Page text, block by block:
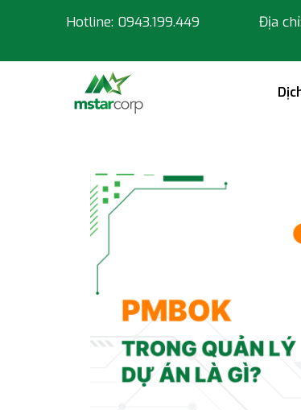
Hotline: 0943.199.449 Địa